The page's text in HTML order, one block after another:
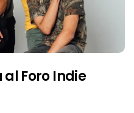
Foro Indie